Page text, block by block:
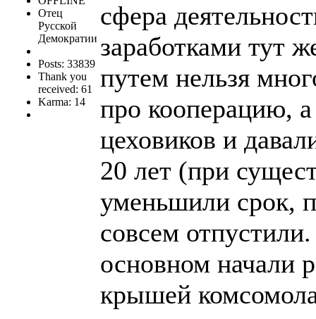
Отец
Русской
Демократии
Posts: 33839
Thank you
received: 61
Karma: 14
сфера
заработками тут
путем нельзя
про кооперацию,
цеховиков и
20 лет (при
уменьшили срок,
совсем
основном начали
крышей